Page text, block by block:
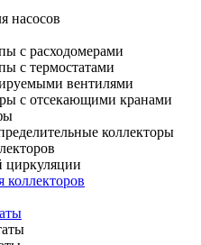
насосов
с расходомерами
с термостатами
вентилями
с отсекающими кранами
коллекторы
циркуляции